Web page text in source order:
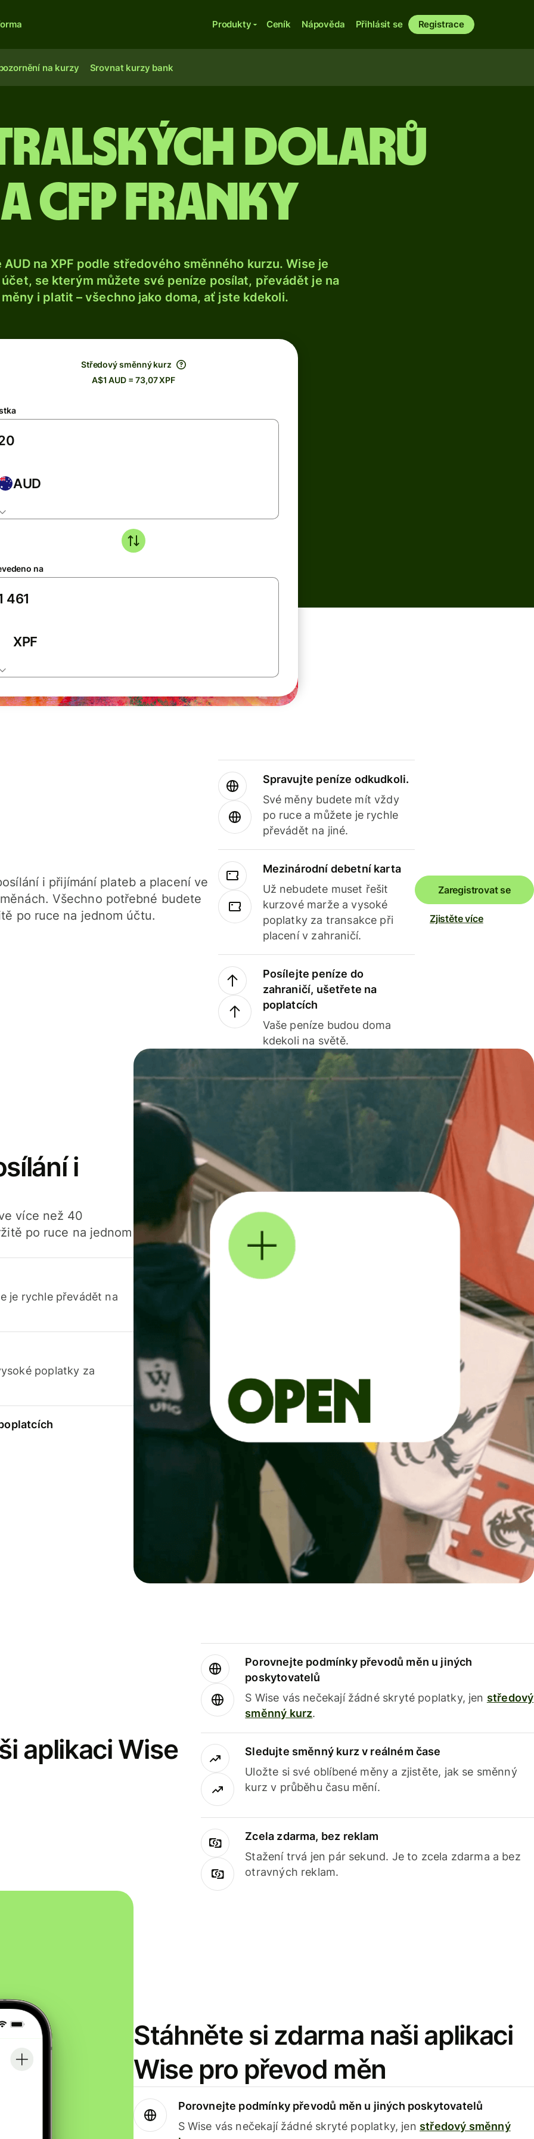
Produkty Ceník Nápověda Přihlásit se Registrace
na kurzy Srovnat kurzy bank
dolarů
CFP franky
na XPF podle středového směnného kurzu. Wise je
se kterým můžete své peníze posílat, převádět je na
i platit – všechno jako doma, ať jste kdekoli.
Středový směnný kurz
A$1 AUD = 73,07 XPF
AUD
na
XPF
i přijímání plateb a placení ve
Všechno potřebné budete
po ruce na jednom účtu.
Spravujte peníze odkudkoli.
Své měny budete mít vždy
po ruce a můžete je rychle
převádět na jiné.
Mezinárodní debetní karta
Už nebudete muset řešit
kurzové marže a vysoké
poplatky za transakce při
placení v zahraničí.
Posílejte peníze do
zahraničí, ušetřete na
poplatcích
Vaše peníze budou doma
kdekoli na světě.
Zaregistrovat se
Zjistěte více
i
více než 40
po ruce na jednom
je rychle převádět na
poplatky za
aplikaci Wise
Porovnejte podmínky převodů měn u jiných
poskytovatelů
S Wise vás nečekají žádné skryté poplatky, jen středový
směnný kurz.
Sledujte směnný kurz v reálném čase
Uložte si své oblíbené měny a zjistěte, jak se směnný
kurz v průběhu času mění.
Zcela zdarma, bez reklam
Stažení trvá jen pár sekund. Je to zcela zdarma a bez
otravných reklam.
Stáhněte si zdarma naši aplikaci
Wise pro převod měn
Porovnejte podmínky převodů měn u jiných poskytovatelů
S Wise vás nečekají žádné skryté poplatky, jen středový směnný